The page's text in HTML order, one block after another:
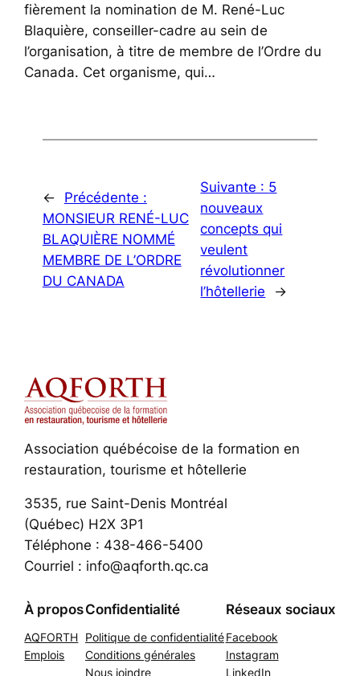
fièrement la nomination de M. René-Luc
Blaquière, conseiller-cadre au sein de
l’organisation, à titre de membre de l’Ordre du
Canada. Cet organisme, qui…
←
Précédente :
MONSIEUR RENÉ-LUC
BLAQUIÈRE NOMMÉ
MEMBRE DE L’ORDRE
DU CANADA
Suivante : 5
nouveaux
concepts qui
veulent
révolutionner
l’hôtellerie
→
Association québécoise de la formation en
restauration, tourisme et hôtellerie
3535, rue Saint-Denis Montréal
(Québec) H2X 3P1
Téléphone : 438-466-5400
Courriel : info@aqforth.qc.ca
À propos
AQFORTH
Emplois
Confidentialité
Politique de confidentialité
Conditions générales
Nous joindre
Réseaux sociaux
Facebook
Instagram
LinkedIn